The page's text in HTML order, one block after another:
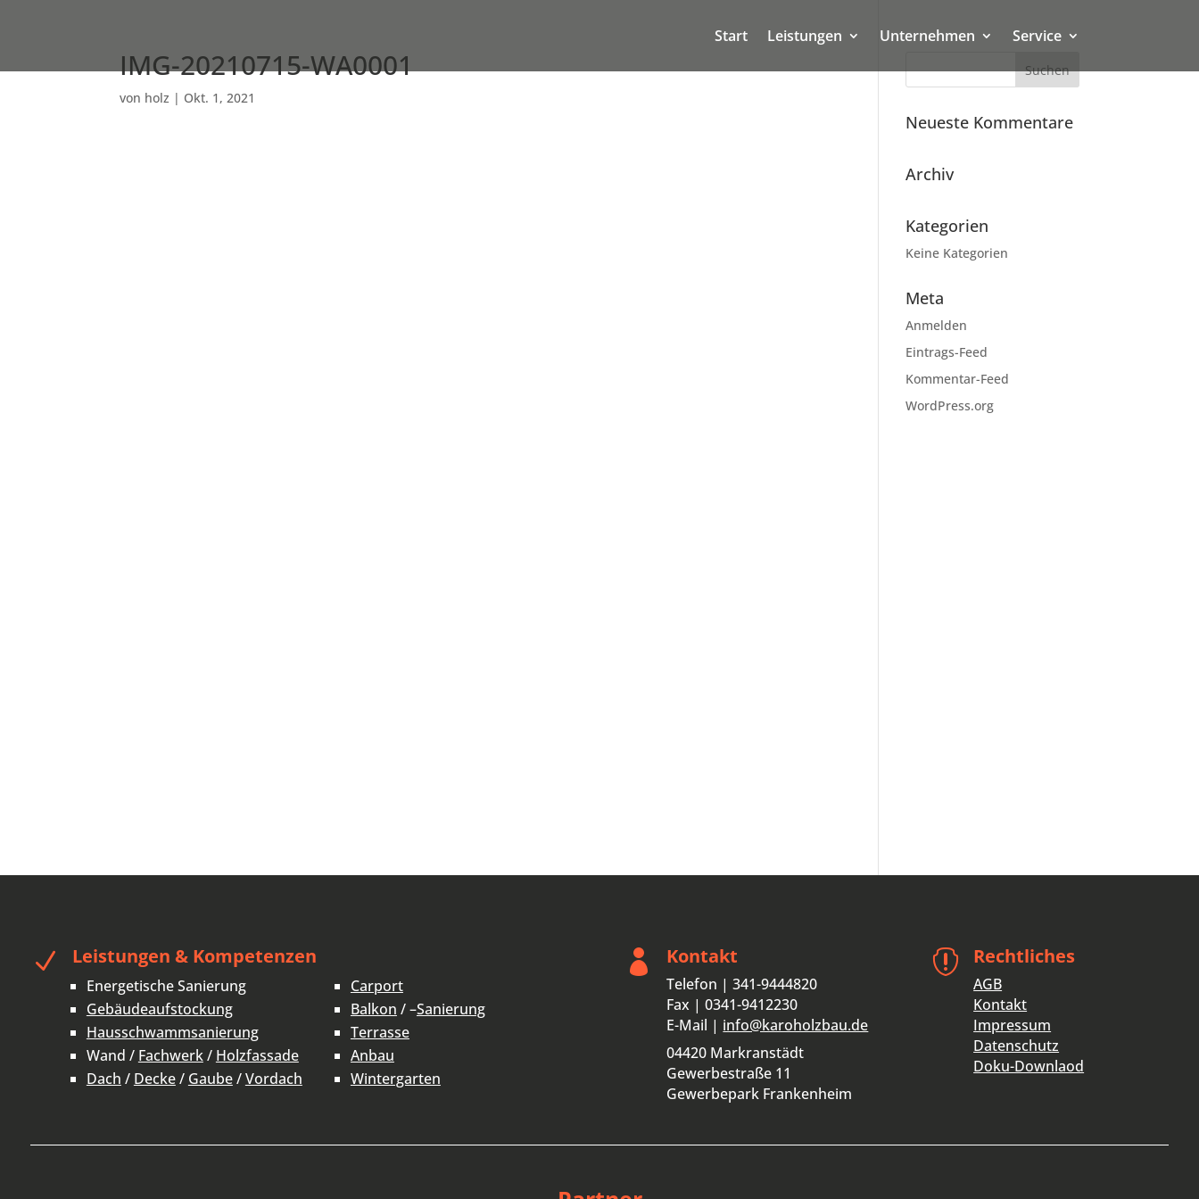
Start Leistungen Unternehmen Service
IMG-20210715-WA0001
von holz | Okt. 1, 2021
Neueste Kommentare
Archiv
Kategorien
Keine Kategorien
Meta
Anmelden
Eintrags-Feed
Kommentar-Feed
WordPress.org
N Leistungen & Kompetenzen
Energetische Sanierung
Gebäudeaufstockung
Hausschwammsanierung
Wand / Fachwerk/ Holzfassade
Dach / Decke/ Gaube/Vordach
Carport
Balkon / –Sanierung
Terrasse
Anbau
Wintergarten
 Kontakt
Telefon | 341-9444820
Fax | 0341-9412230
E-Mail | info@karoholzbau.de
04420 Markranstädt
Gewerbestraße 11
Gewerbepark Frankenheim
 Rechtliches
AGB
Kontakt
Impressum
Datenschutz
Doku-Downlaod